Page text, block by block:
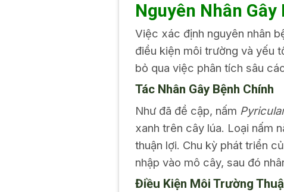
Nguyên Nhân
Việc xác định nguyên nhân
điều kiện môi trường và yếu
bỏ qua việc phân tích sâu
Tác Nhân Gây Bệnh Chính
Như đã đề cập, nấm
xanh trên cây lúa. Loại nấm
thuận lợi. Chu kỳ phát triển
nhập vào mô cây, sau đó
Điều Kiện Môi Trường